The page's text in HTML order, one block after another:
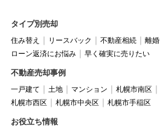
タイプ別売却
住み替え リースバック 不動産相続 離婚
ローン返済にお悩み
早く確実に売りたい
不動産売却事例
一戸建て 土地 マンション 札幌市南区
札幌市西区
札幌市中央区 札幌市手稲区
お役立ち情報